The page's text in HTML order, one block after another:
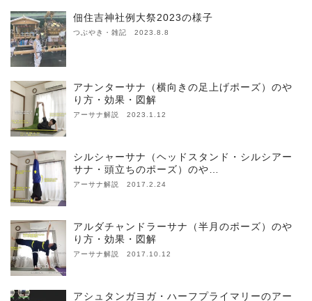
佃住吉神社例大祭2023の様子
つぶやき・雑記 2023.8.8
アナンターサナ（横向きの足上げポーズ）のや
り方・効果・図解
アーサナ解説 2023.1.12
シルシャーサナ（ヘッドスタンド・シルシアー
サナ・頭立ちのポーズ）のや…
アーサナ解説 2017.2.24
アルダチャンドラーサナ（半月のポーズ）のや
り方・効果・図解
アーサナ解説 2017.10.12
アシュタンガヨガ・ハーフプライマリーのアー